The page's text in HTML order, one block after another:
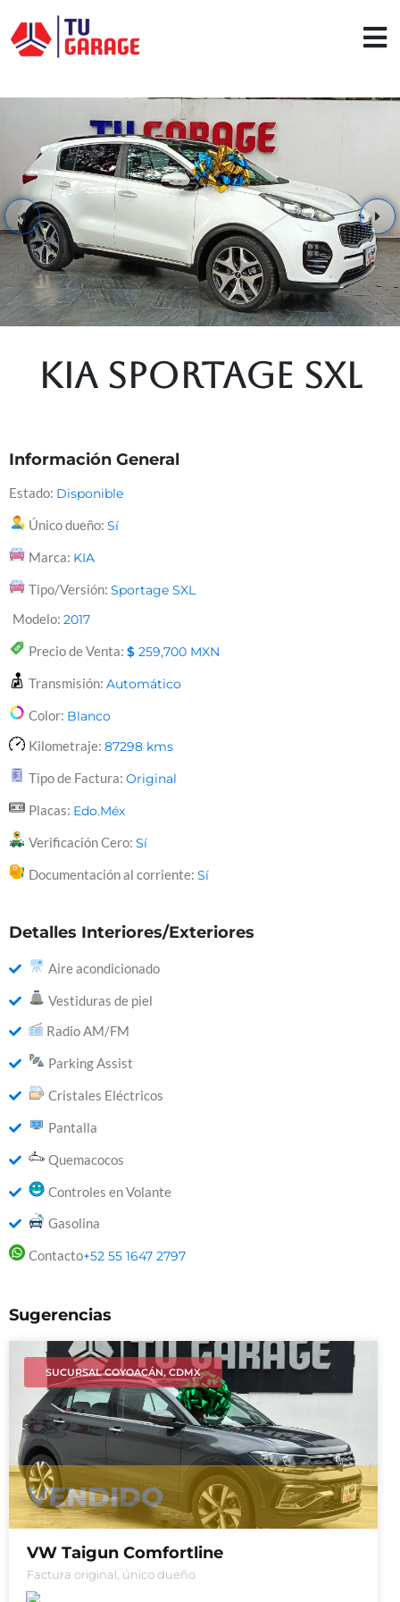
KIA Sportage SXL
Información General
Estado: Disponible
Único dueño: Sí
Marca: KIA
Tipo/Versión: Sportage SXL
Modelo: 2017
Precio de Venta: $ 259,700 MXN
Transmisión: Automático
Color: Blanco
Kilometraje: 87298 kms
Tipo de Factura: Original
Placas: Edo.Méx
Verificación Cero: Sí
Documentación al corriente: Sí
Detalles Interiores/Exteriores
Aire acondicionado
Vestiduras de piel
Radio AM/FM
Parking Assist
Cristales Eléctricos
Pantalla
Quemacocos
Controles en Volante
Gasolina
Contacto+52 55 1647 2797
Sugerencias
SUCURSAL COYOACÁN, CDMX
VENDIDO
VW Taigun Comfortline
Factura original, único dueño